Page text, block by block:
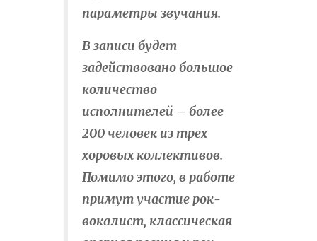
параметры звучания.
В записи будет
задействовано большое
количество
исполнителей – более
200 человек из трех
хоровых коллективов.
Помимо этого, в работе
примут участие рок-
вокалист, классическая